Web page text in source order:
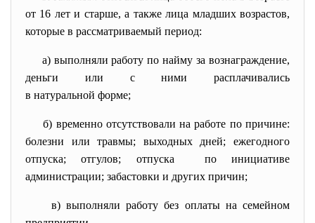
от 16 лет и старше, а также лица младших возрастов,
которые в рассматриваемый период:
а) выполняли работу по найму за вознаграждение,
деньги или с ними расплачивались
в натуральной форме;
б) временно отсутствовали на работе по причине:
болезни или травмы; выходных дней; ежегодного
отпуска; отгулов; отпуска по инициативе
администрации; забастовки и других причин;
в) выполняли работу без оплаты на семейном